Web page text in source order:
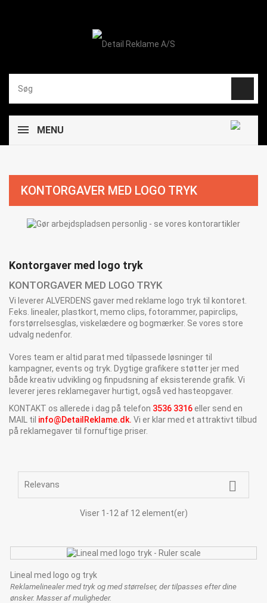
MENU
KONTORGAVER MED LOGO TRYK
Kontorgaver med logo tryk
KONTORGAVER MED LOGO TRYK
Vi leverer ALVERDENS gaver med reklame logo tryk til kontoret.
F.eks. linealer, plastkort, memo clips, fotorammer, papirclips,
forstørrelsesglas, viskelædere og bogmærker. Se vores store
udvalg nedenfor.
Vores team er altid parat med tilpassede løsninger til
kampagner, events og tryk. Dygtige grafikere støtter jer med
både kreativ udvikling og finpudsning af eksisterende grafik. Vi
leverer jeres reklamegaver hurtigt, også ved hasteopgaver.
KONTAKT os allerede i dag på telefon 3536 3316 eller send en
MAIL til info@DetailReklame.dk. Vi er klar med et attraktivt tilbud
på reklamegaver til fornuftige priser.
Relevans 
Viser 1-12 af 12 element(er)
Lineal med logo og tryk
Reklamelinealer med tryk og med størrelser, der tilpasses efter dine
ønsker. Masser af muligheder.